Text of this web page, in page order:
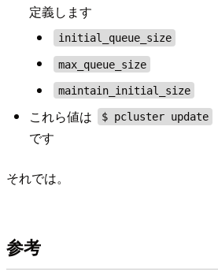
定義します
initial_queue_size
max_queue_size
maintain_initial_size
これら値は $ pcluster update
です
それでは。
参考